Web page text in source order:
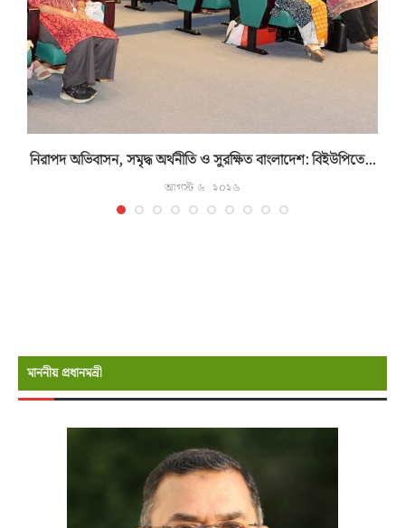
নিরাপদ অভিবাসন, সমৃদ্ধ অর্থনীতি ও সুরক্ষিত বাংলাদেশ: বিইউপিতে...
আগস্ট ৬, ২০২৬
মাননীয় প্রধানমন্রী